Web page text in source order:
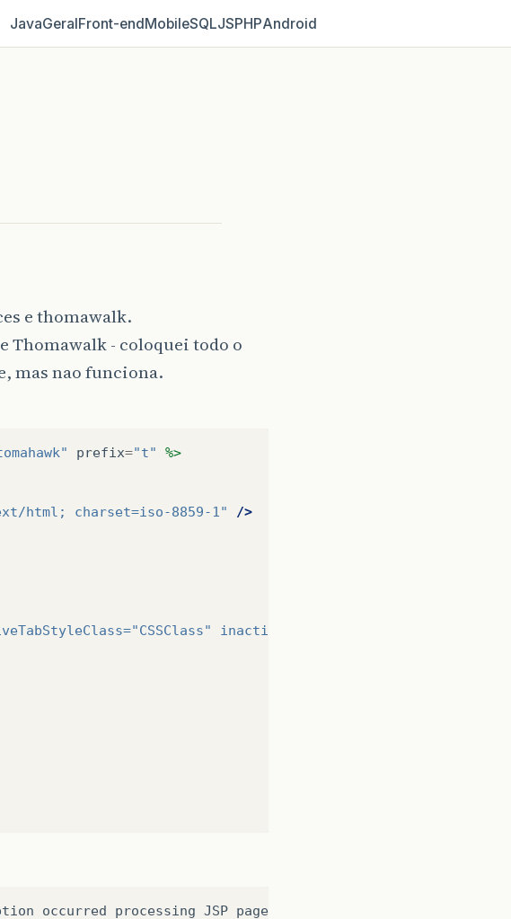
JavaGeralFront‑endMobileSQLJSPHPAndroid
e thomawalk.
Thomawalk - coloquei todo o
mas nao funciona.
prefix="t"
%>
html; charset=iso-8859-1"
/>
"CSSClass" inactiveTabStyleClass=
occurred processing JSP page